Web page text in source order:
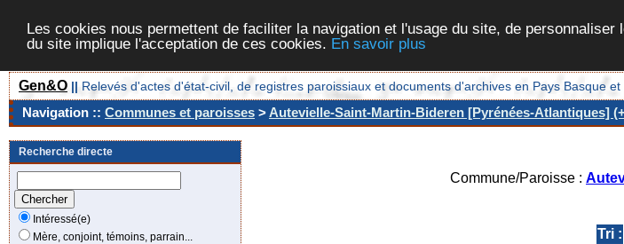
Les cookies nous permettent de faciliter la navigation et l'usage du site, de
du site implique l'acceptation de ces cookies. En savoir plus
Gen&O || Relevés d'actes d'état-civil, de registres paroissiaux et documents d'archives en Pays Basque et
Navigation :: Communes et paroisses >Autevielle-Saint-Martin-Bideren [Pyrénées-Atlantiques]
Recherche directe
Intéressé(e)
Mère, conjoint, témoins, parrain...
Commune/Paroisse :
Tri :